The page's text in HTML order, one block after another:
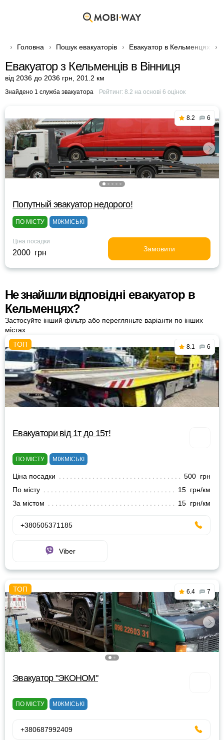
Головна Пошук евакуаторів Евакуатор в Кельменцях
Евакуатор з Кельменців в Вінниця
від 2036 до 2036 грн 201.2 км
Знайдено 1 служба эвакуатора Рейтинг: 8.2 на основі 6 оцінок
8.2 6
Попутный эвакуатор недорого!
ПО МІСТУ МІЖМІСЬКІ
Ціна посадки
2000 грн Замовити
Не знайшли відповідні евакуатор в
Кельменцях?
Застосуйте інший фільтр або перегляньте варіанти по інших
містах
8.1 6
Евакуатори від 1т до 15т!
ПО МІСТУ МІЖМІСЬКІ
Ціна посадки
500 грн
По місту
15 грн/км
За містом
15 грн/км
+380505371185
Viber
6.4 7
Эвакуатор "ЭКОНОМ"
ПО МІСТУ МІЖМІСЬКІ
+380687992409